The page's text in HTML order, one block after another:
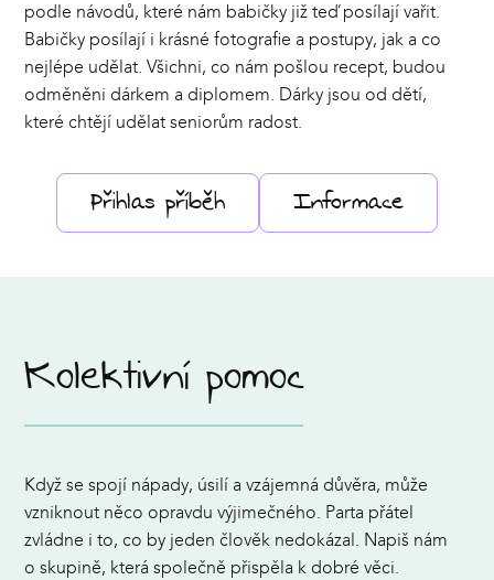
podle návodů, které nám babičky již teď posílají vařit.
Babičky posílají i krásné fotografie a postupy, jak a co
nejlépe udělat. Všichni, co nám pošlou recept, budou
odměněni dárkem a diplomem. Dárky jsou od dětí,
které chtějí udělat seniorům radost.
Přihlas příběh Informace
Kolektivní pomoc
Když se spojí nápady, úsilí a vzájemná důvěra, může
vzniknout něco opravdu výjimečného. Parta přátel
zvládne i to, co by jeden člověk nedokázal. Napiš nám
o skupině, která společně přispěla k dobré věci.